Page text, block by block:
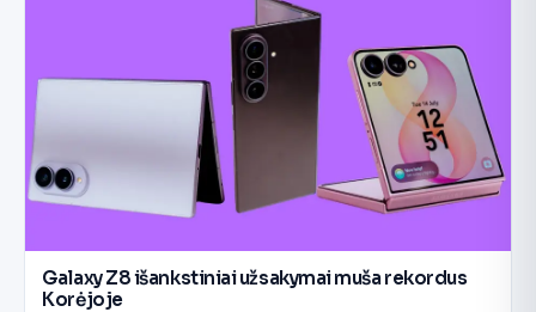
Galaxy Z8 išankstiniai užsakymai muša rekordus
Korėjoje